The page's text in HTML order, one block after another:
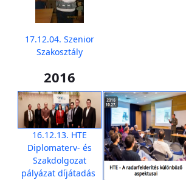
17.12.04. Szenior
Szakosztály
2016
16.12.13. HTE
Diplomaterv- és
Szakdolgozat
pályázat díjátadás